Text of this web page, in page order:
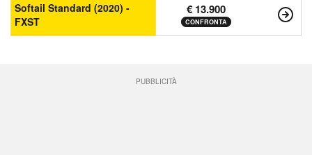
Softail Standard (2020) -
FXST
€ 13.900
CONFRONTA
PUBBLICITÀ